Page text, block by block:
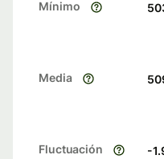
Mínimo
Media
Fluctuación -